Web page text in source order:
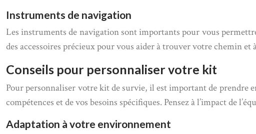
Instruments de navigation
Les instruments de navigation sont importants pour vous
des accessoires précieux pour vous aider à trouver votre chemin et
Conseils pour personnaliser votre kit
Pour personnaliser votre kit de survie, il est important de prendre
compétences et de vos besoins spécifiques. Pensez à l’impact de
Adaptation à votre environnement